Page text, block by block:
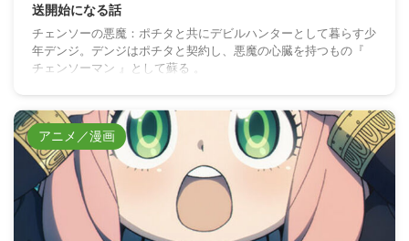
送開始になる話
チェンソーの悪魔：ポチタと共にデビルハンターとして暮らす少
年デンジ。デンジはポチタと契約し、悪魔の心臓を持つもの『
チェンソーマン 』として蘇る 。
アニメ／漫画